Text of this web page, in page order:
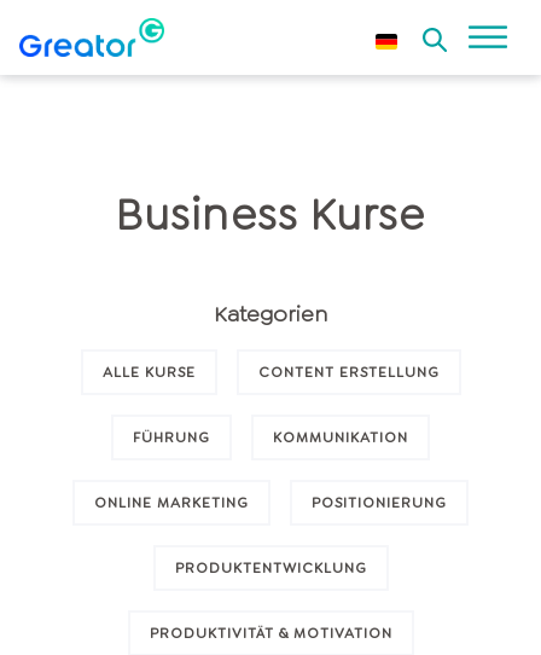
Business Kurse
Kategorien
ALLE KURSE CONTENT ERSTELLUNG
FÜHRUNG KOMMUNIKATION
ONLINE MARKETING POSITIONIERUNG
PRODUKTENTWICKLUNG
PRODUKTIVITÄT & MOTIVATION